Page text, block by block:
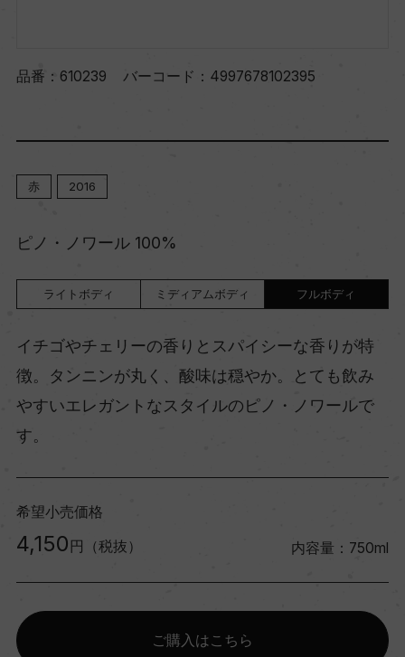
品番： 610239 バーコード： 4997678102395
赤 2016
ピノ・ノワール 100%
ライトボディ ミディアムボディ フルボディ
イチゴやチェリーの香りとスパイシーな香りが特
徴。タンニンが丸く、酸味は穏やか。とても飲み
やすいエレガントなスタイルのピノ・ノワールで
す。
希望小売価格
4,150 円（税抜） 内容量：750ml
ご購入はこちら